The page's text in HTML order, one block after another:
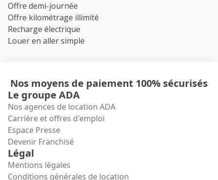
Offre demi-journée
Offre kilométrage illimité
Recharge électrique
Louer en aller simple
Nos moyens de paiement 100% sécurisés
Le groupe ADA
Nos agences de location ADA
Carrière et offres d'emploi
Espace Presse
Devenir Franchisé
Légal
Mentions légales
Conditions générales de location